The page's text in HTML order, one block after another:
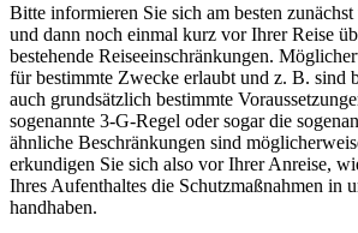
Bitte informieren Sie sich am besten
und dann noch einmal kurz vor Ihrer Reise
bestehende Reiseeinschränkungen.
für bestimmte Zwecke erlaubt und z. B. sind
auch grundsätzlich bestimmte
sogenannte 3-G-Regel oder sogar die
ähnliche Beschränkungen sind
erkundigen Sie sich also vor Ihrer Anreise,
Ihres Aufenthaltes die Schutzmaßnahmen in
handhaben.